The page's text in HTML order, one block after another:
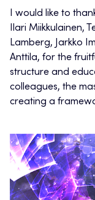
I would like to
Ilari Miikkulainen,
Lamberg, Jarkko
Anttila, for the
structure and
colleagues, the
creating a